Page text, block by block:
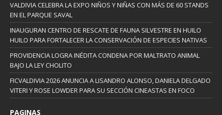
VALDIVIA CELEBRA LA EXPO NIÑOS Y NIÑAS CON MÁS DE 60 STANDS
EN EL PARQUE SAVAL
INAUGURAN CENTRO DE RESCATE DE FAUNA SILVESTRE EN HUILO
HUILO PARA FORTALECER LA CONSERVACIÓN DE ESPECIES NATIVAS
PROVIDENCIA LOGRA INÉDITA CONDENA POR MALTRATO ANIMAL
BAJO LA LEY CHOLITO
FICVALDIVIA 2026 ANUNCIA A LISANDRO ALONSO, DANIELA DELGADO
VITERI Y ROSE LOWDER PARA SU SECCIÓN CINEASTAS EN FOCO
PAGINAS